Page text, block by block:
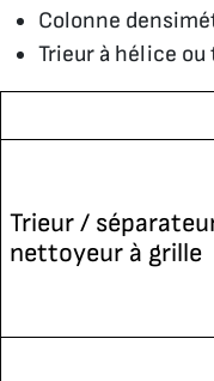
Colonne
Trieur à hélice
Trieur /
nettoyeur à grille